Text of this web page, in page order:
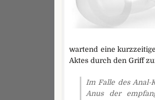
wartend eine
Aktes durch den Griff
Im Falle des Anal-
Anus der